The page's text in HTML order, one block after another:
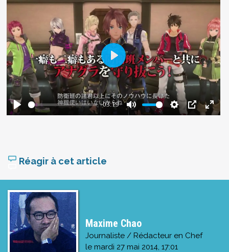
Réagir à cet article
Maxime Chao
Journaliste / Rédacteur en Chef
le mardi 27 mai 2014, 17:01